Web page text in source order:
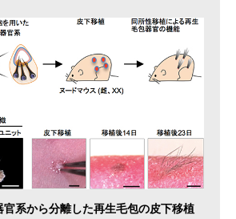
系から分離した再生毛包の皮下移植